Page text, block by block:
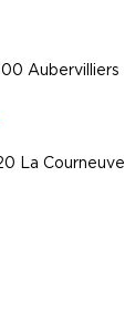
Aubervilliers
La Courneuve